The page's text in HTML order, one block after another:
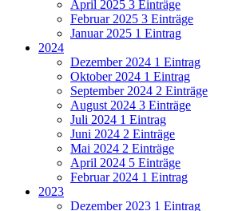
April 2025 3 Einträge
Februar 2025 3 Einträge
Januar 2025 1 Eintrag
2024
Dezember 2024 1 Eintrag
Oktober 2024 1 Eintrag
September 2024 2 Einträge
August 2024 3 Einträge
Juli 2024 1 Eintrag
Juni 2024 2 Einträge
Mai 2024 2 Einträge
April 2024 5 Einträge
Februar 2024 1 Eintrag
2023
Dezember 2023 1 Eintrag